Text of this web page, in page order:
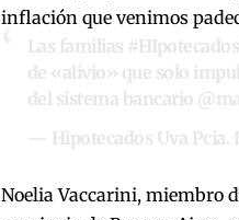
inflación que venimos
Las familias
de «alivio» que solo
del sistema bancario
— Hipotecados Uva Pcia.
Noelia Vaccarini, miembro